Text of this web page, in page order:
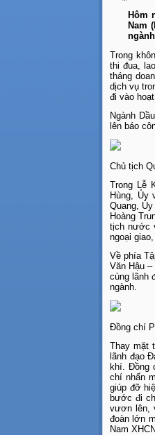
Hôm
Nam
Trong
thi đua,
tháng
dịch vụ
đi vào
Ngành
lên báo
Chủ tịch
Trong Lễ
Hùng, Ủy
Quang,
Hoàng
tịch nước
ngoại
Về phía
Văn Hậu
cùng lãnh
ngành.
Đồng chí
Thay mặt
lãnh đạo
khí. Đồng
chí nhấn
giúp đỡ
bước đi
vươn lên,
đoàn lớn
Nam